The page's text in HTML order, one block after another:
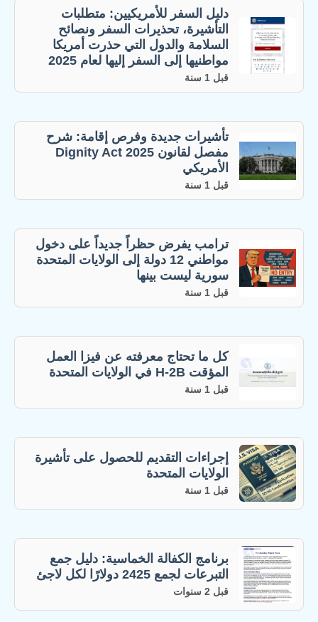
دليل السفر للأمريكيين: متطلبات
التأشيرة، تحذيرات السفر ونصائح
السلامة والدول التي حذرت أمريكا
مواطنيها إلى السفر إليها لعام 2025
قبل 1 سنة
تأشيرات جديدة وفرص إقامة: شرح
مفصل لقانون Dignity Act 2025
الأمريكي
قبل 1 سنة
ترامب يفرض حظراً جديداً على دخول
مواطني 12 دولة إلى الولايات المتحدة
سورية ليست بينها
قبل 1 سنة
كل ما تحتاج معرفته عن فيزا العمل
المؤقت H-2B في الولايات المتحدة
قبل 1 سنة
إجراءات التقديم للحصول على تأشيرة
الولايات المتحدة
قبل 1 سنة
برنامج الكفالة الخماسية: دليل جمع
التبرعات لجمع 2425 دولارًا لكل لاجئ
قبل 2 سنوات